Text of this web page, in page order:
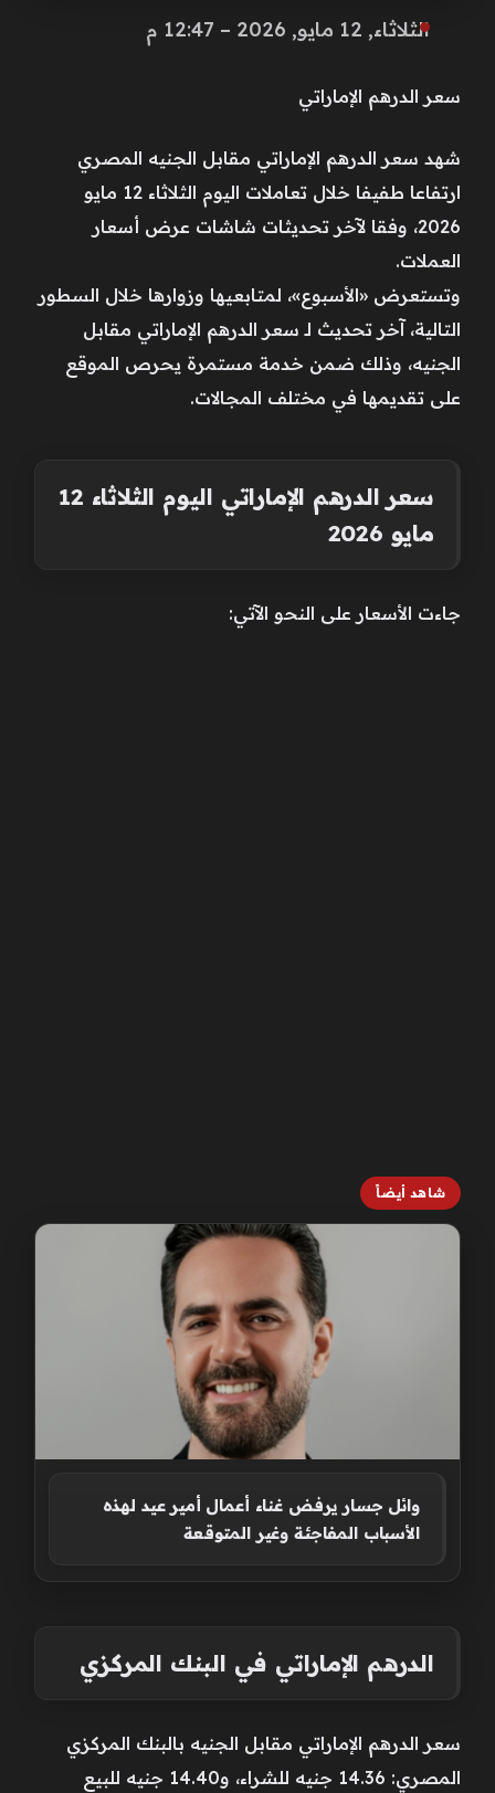
الثلاثاء, 12 مايو, 2026 – 12:47 م
سعر الدرهم الإماراتي
شهد سعر الدرهم الإماراتي مقابل الجنيه المصري
ارتفاعا طفيفا خلال تعاملات اليوم الثلاثاء 12 مايو
2026، وفقا لآخر تحديثات شاشات عرض أسعار
العملات.
وتستعرض «الأسبوع»، لمتابعيها وزوارها خلال السطور
التالية، آخر تحديث لـ سعر الدرهم الإماراتي مقابل
الجنيه، وذلك ضمن خدمة مستمرة يحرص الموقع
على تقديمها في مختلف المجالات.
سعر الدرهم الإماراتي اليوم الثلاثاء 12
مايو 2026
جاءت الأسعار على النحو الآتي:
شاهد أيضاً
وائل جسار يرفض غناء أعمال أمير عيد لهذه
الأسباب المفاجئة وغير المتوقعة
الدرهم الإماراتي في البنك المركزي
سعر الدرهم الإماراتي مقابل الجنيه بالبنك المركزي
المصري: 14.36 جنيه للشراء، و14.40 جنيه للبيع